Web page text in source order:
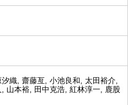
織, 齋藤亙, 小池良和, 太田裕介,
山本裕, 田中克浩, 紅林淳一, 鹿股